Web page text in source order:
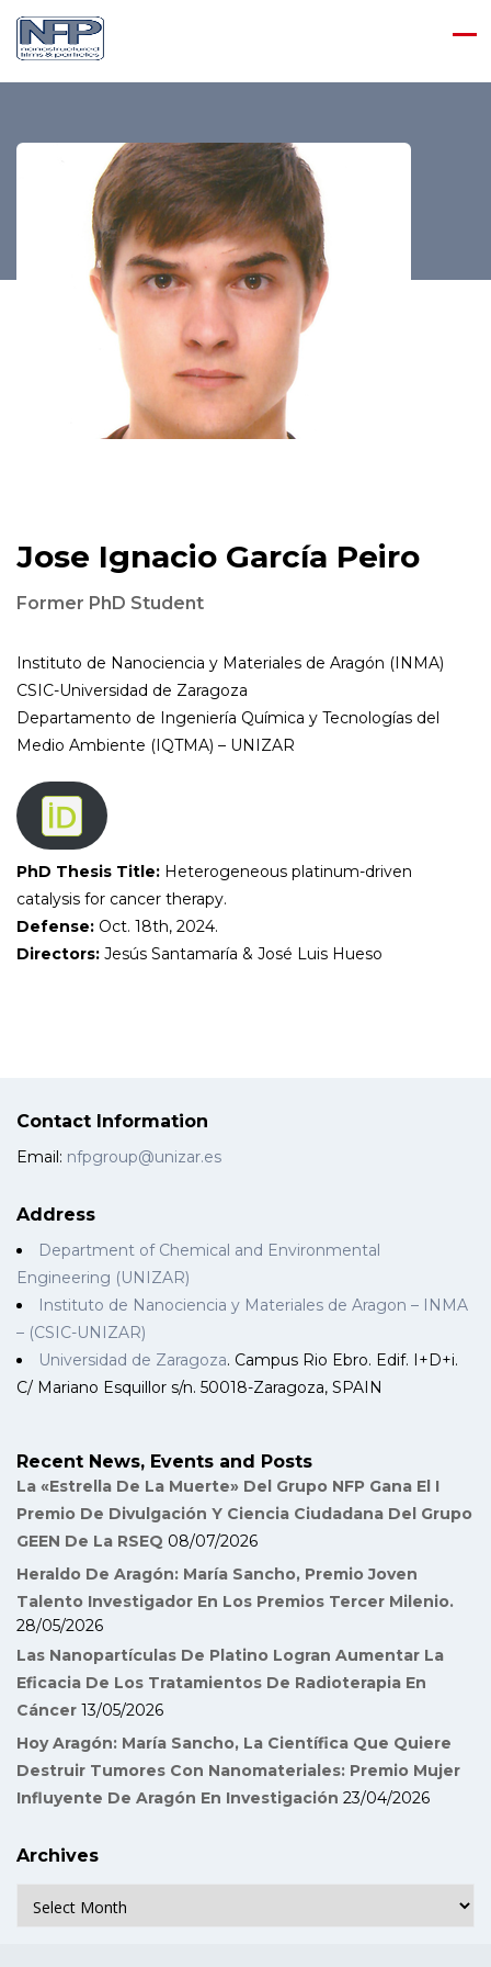
Jose Ignacio García Peiro
Former PhD Student
Instituto de Nanociencia y Materiales de Aragón (INMA)
CSIC-Universidad de Zaragoza
Departamento de Ingeniería Química y Tecnologías del
Medio Ambiente (IQTMA) – UNIZAR
PhD Thesis Title: Heterogeneous platinum-driven
catalysis for cancer therapy.
Defense: Oct. 18th, 2024.
Directors: Jesús Santamaría & José Luis Hueso
Contact Information
Email: nfpgroup@unizar.es
Address
Department of Chemical and Environmental
Engineering (UNIZAR)
Instituto de Nanociencia y Materiales de Aragon – INMA
– (CSIC-UNIZAR)
Universidad de Zaragoza. Campus Rio Ebro. Edif. I+D+i.
C/ Mariano Esquillor s/n. 50018-Zaragoza, SPAIN
Recent News, Events and Posts
La «Estrella De La Muerte» Del Grupo NFP Gana El I
Premio De Divulgación Y Ciencia Ciudadana Del Grupo
GEEN De La RSEQ 08/07/2026
Heraldo De Aragón: María Sancho, Premio Joven
Talento Investigador En Los Premios Tercer Milenio.
28/05/2026
Las Nanopartículas De Platino Logran Aumentar La
Eficacia De Los Tratamientos De Radioterapia En
Cáncer 13/05/2026
Hoy Aragón: María Sancho, La Científica Que Quiere
Destruir Tumores Con Nanomateriales: Premio Mujer
Influyente De Aragón En Investigación 23/04/2026
Archives